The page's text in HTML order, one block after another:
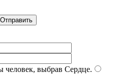
человек, выбрав Сердце.